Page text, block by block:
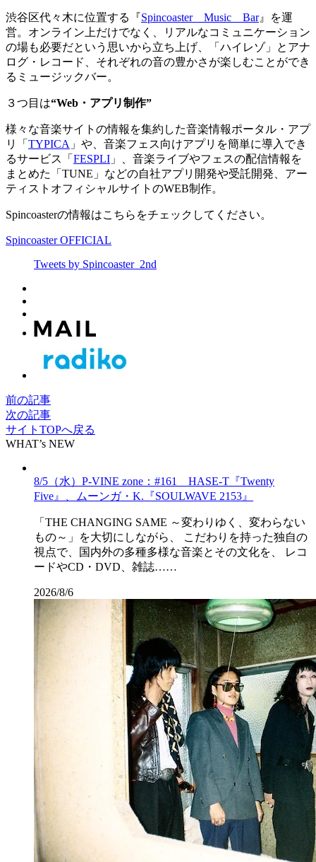
渋谷区代々木に位置する『Spincoaster Music Bar』を運
営。オンライン上だけでなく、リアルなコミュニケーション
の場も必要だという思いから立ち上げ、「ハイレゾ」とアナ
ログ・レコード、それぞれの音の豊かさが楽しむことができ
るミュージックバー。
３つ目は“Web・アプリ制作”
様々な音楽サイトの情報を集約した音楽情報ポータル・アプ
リ「 TYPICA 」や、音楽フェス向けアプリを簡単に導入でき
るサービス「 FESPLI 」、音楽ライブやフェスの配信情報を
まとめた「TUNE」などの自社アプリ開発や受託開発、アー
ティストオフィシャルサイトのWEB制作。
Spincoasterの情報はこちらをチェックしてください。
Spincoaster OFFICIAL
Tweets by Spincoaster_2nd
前の記事
次の記事
サイトTOPへ戻る
WHAT’s NEW
8/5（水）P-VINE zone：#161 HASE-T『Twenty
Five』、ムーンガ・K.『SOULWAVE 2153』
「THE CHANGING SAME ～変わりゆく、変わらない
もの～」を大切にしながら、 こだわりを持った独自の
視点で、国内外の多種多様な音楽とその文化を、 レコ
ードやCD・DVD、雑誌……
2026/8/6